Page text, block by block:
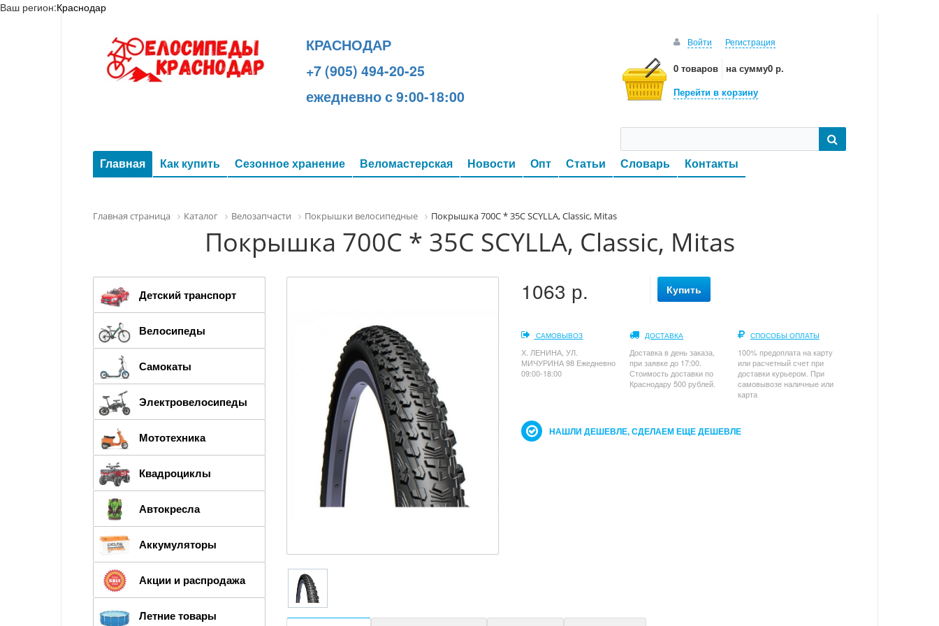
Ваш регион:Краснодар
КРАСНОДАР
+7 (905) 494-20-25
ежедневно с 9:00-18:00
Войти Регистрация
0 товаров на сумму0 р.
Перейти в корзину
Главная Как купить Сезонное хранение Веломастерская Новости Опт Статьи Словарь Контакты
Главная страница Каталог Велозапчасти Покрышки велосипедные Покрышка 700C * 35C SCYLLA, Classic, Mitas
Покрышка 700C * 35C SCYLLA, Classic, Mitas
1063 р. Купить
САМОВЫВОЗ
Х. ЛЕНИНА, УЛ.
МИЧУРИНА 98 Ежедневно
09:00-18:00
ДОСТАВКА
Доставка в день заказа,
при заявке до 17:00.
Стоимость доставки по
Краснодару 500 рублей.
СПОСОБЫ ОПЛАТЫ
100% предоплата на карту
или расчетный счет при
доставки курьером. При
самовывозе наличные или
карта
НАШЛИ ДЕШЕВЛЕ, СДЕЛАЕМ ЕЩЕ ДЕШЕВЛЕ
Детский транспорт
Велосипеды
Самокаты
Электровелосипеды
Мототехника
Квадроциклы
Автокресла
Аккумуляторы
Акции и распродажа
Летние товары